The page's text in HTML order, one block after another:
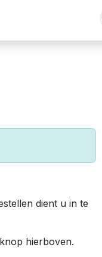
dient u in te
hierboven.